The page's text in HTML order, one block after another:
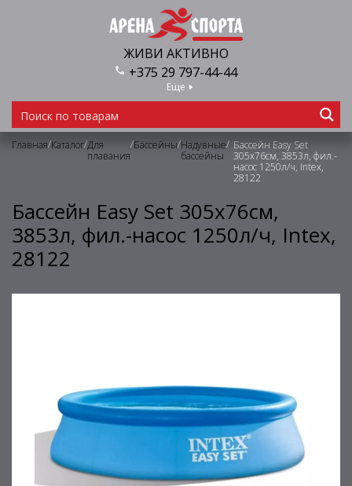
ЖИВИ АКТИВНО
+375 29 797-44-44
Еще
Главная/Каталог/Для
плавания
/Бассейны/Надувные
бассейны
/ Бассейн Easy Set
305х76см, 3853л, фил.-
насос 1250л/ч, Intex,
28122
Бассейн Easy Set 305х76см,
3853л, фил.-насос 1250л/ч, Intex,
28122